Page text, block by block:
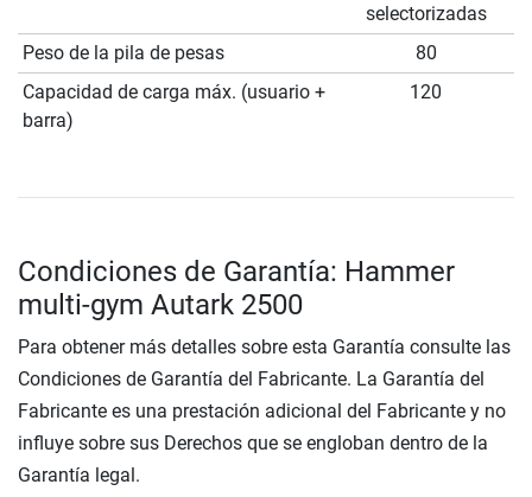
selectorizadas
Peso de la pila de pesas
80
Capacidad de carga máx. (usuario +
barra)
120
Condiciones de Garantía: Hammer
multi-gym Autark 2500
Para obtener más detalles sobre esta Garantía consulte las
Condiciones de Garantía del Fabricante. La Garantía del
Fabricante es una prestación adicional del Fabricante y no
influye sobre sus Derechos que se engloban dentro de la
Garantía legal.